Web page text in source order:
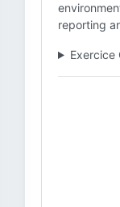
reporting
Exercice